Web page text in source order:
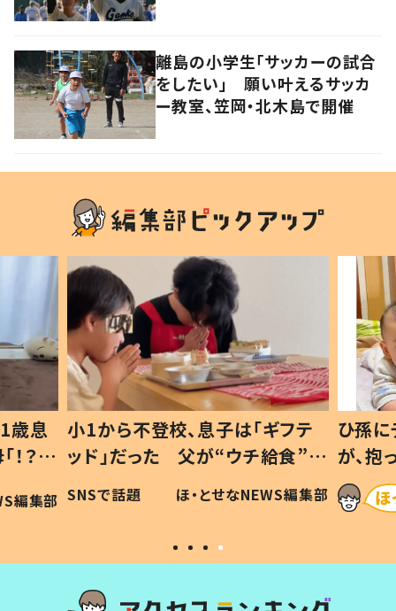
離島の小学生「サッカーの試合
をしたい」 願い叶えるサッカ
ー教室、笠岡・北木島で開催
歳息
？」
編集部
小1から不登校、息子は「ギフテ
ッド」だった 父が“ウチ給食”を
作り続ける理由とは #令和の親
#令和の子
SNSで話題 ほ・とせなNEWS編集部
ひ孫
が、
「涙が
い」